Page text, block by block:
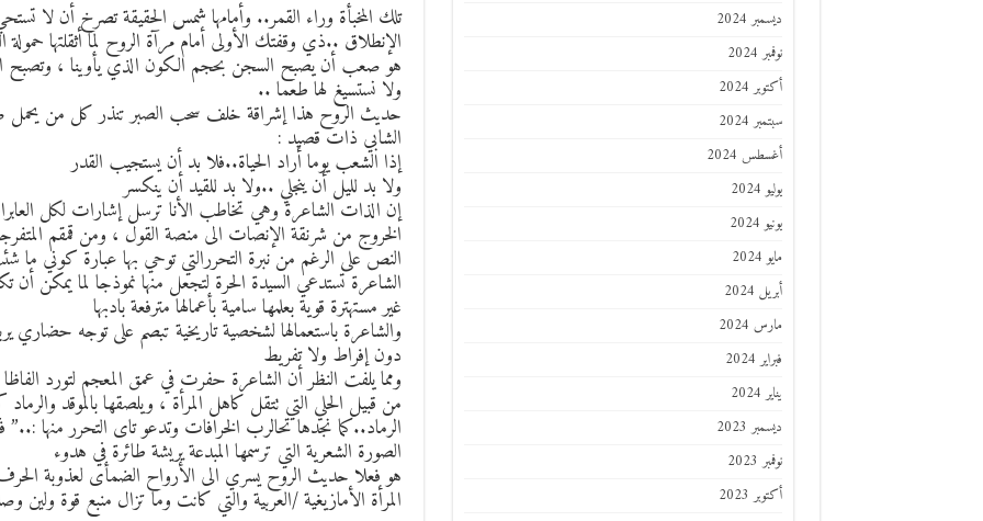
تلك المخبأة وراء القمر.. وأمامها شمس الحقيقة تصرخ أن لا
الإنطلاق ..ذي وقفتك الأولى أمام مرآة الروح لما أثقلتها
هو صعب أن يصبح السجن بحجم الكون الذي يأوينا ، وتصبح
ولا نستسيغ لها طعما ..
حديث الروح هذا إشراقة خلف سحب الصبر تنذر كل من يحمل صليب
الشابي ذات قصيد :
إذا الشعب يوما أراد الحياة..فلا بد أن يستجيب القدر
ولا بد لليل أن ينجلي ..ولا بد للقيد أن ينكسر
إن الذات الشاعرة وهي تخاطب الأنا ترسل إشارات لكل
الخروج من شرنقة الإنصات الى منصة القول ، ومن قمقم
النص على الرغم من نبرة التحررالتي توحي بها عبارة كوني
الشاعرة تستدعي السيدة الحرة لتجعل منها نموذجا لما يمكن أن
غير مستهترة قوية بعلمها سامية بأعمالها مترفعة بادبها
والشاعرة باستعمالها لشخصية تاريخية تبصم على توجه حضاري
دون إفراط ولا تفريط
ومما يلفت النظر أن الشاعرة حفرت في عمق المعجم لتورد
من قبيل الحلي التي تتقل كاهل المرأة ، ويلصقها بالموقد
الرماد..كما نجدها تحالرب الخرافات وتدعو تاى التحرر منها
الصورة الشعرية التي ترسمها المبدعة يريشة طائرة في هدوء
هو فعلا حديث الروح يسري الى الأرواح الضمأى لعذوبة الحرف
المرأة الأمازيغية /العربية والتي كانت وما تزال منبع قوة
ديسمبر 2024
نوفمبر 2024
أكتوبر 2024
سبتمبر 2024
أغسطس 2024
يوليو 2024
يونيو 2024
مايو 2024
أبريل 2024
مارس 2024
فبراير 2024
يناير 2024
ديسمبر 2023
نوفمبر 2023
أكتوبر 2023